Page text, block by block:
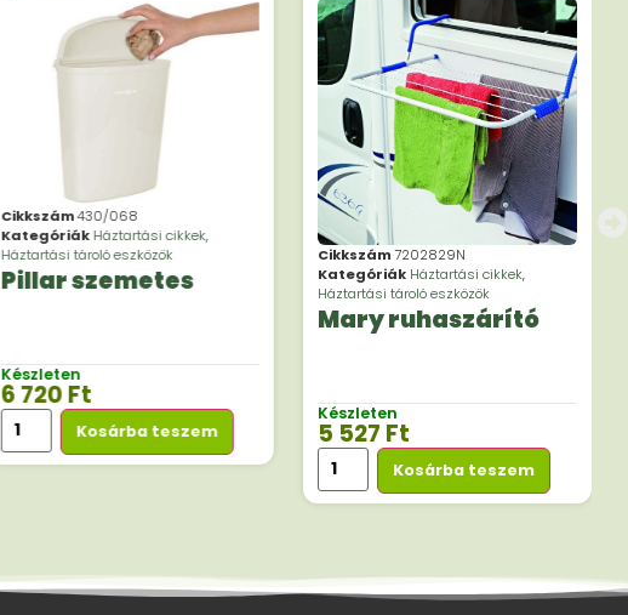
Cikkszám430/068
Kategóriák Háztartási cikkek,
Háztartási tároló eszközök
Pillar szemetes
Készleten
6 720Ft
Kosárba teszem
Cikkszám7202829N
Kategóriák Háztartási cikkek,
Háztartási tároló eszközök
Mary ruhaszárító
Készleten
5 527 Ft
Kosárba teszem